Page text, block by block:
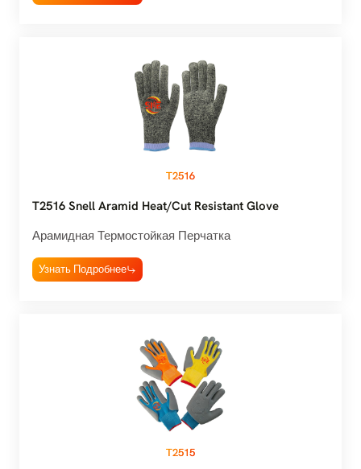
T2516
T2516 Snell Aramid Heat/Cut Resistant Glove
Арамидная Термостойкая Перчатка
Узнать Подробнее
T2515